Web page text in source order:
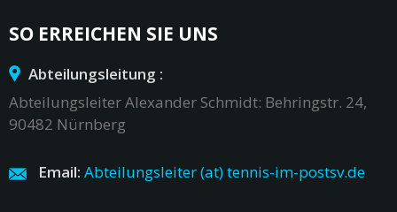
SO ERREICHEN SIE UNS
Abteilungsleitung :
Abteilungsleiter Alexander Schmidt: Behringstr. 24,
90482 Nürnberg
Email: Abteilungsleiter (at) tennis-im-postsv.de